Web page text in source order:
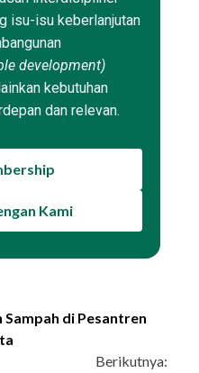
isu-isu keberlanjutan
development)
kebutuhan
dan relevan.
Kami
di Pesantren
Berikutnya: